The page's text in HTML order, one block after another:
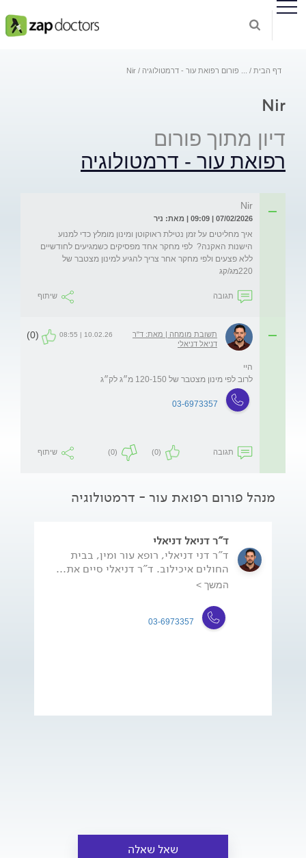
דף הבית פורום רפואת עור - דרמטולוגיה Nir
Nir
דיון מתוך פורום
רפואת עור - דרמטולוגיה
Nir
07/02/2026 | 09:09 | מאת: ניר
איך מחליטים על זמן נטילת ראוקוטן ומינון מומלץ כדי למנוע
הישנות האקנה?  לפי מחקר אחד מפסיקים כשמגיעים לחודשיים
ללא פצעים ולפי מחקר אחר צריך להגיע למינון מצטבר של
220מג/קג
תגובה שיתוף
תשובת מומחה | מאת: ד"ר
דניאל דניאלי
10.02.26 | 08:55
(0)
לרוב לפי מינון מצטבר של 120-150 מ״ג לק״ג
03-6973357
תגובה (0)
(0) שיתוף
מנהל פורום רפואת עור - דרמטולוגיה
ד"ר דניאל דניאלי
ד"ר דני דניאלי, רופא עור ומין, בבית
החולים איכילוב. ד"ר דניאלי סיים את...
המשך >
03-6973357
שאל שאלה